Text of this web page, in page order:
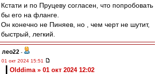
Кстати и по Пруцеву согласен, что попробовать
бы его на фланге.
Он конечно не Пиняев, но , чем черт не шутит,
быстрый, легкий.
лео22 -
01 окт 2024 15:51
Olddima » 01 окт 2024 12:02